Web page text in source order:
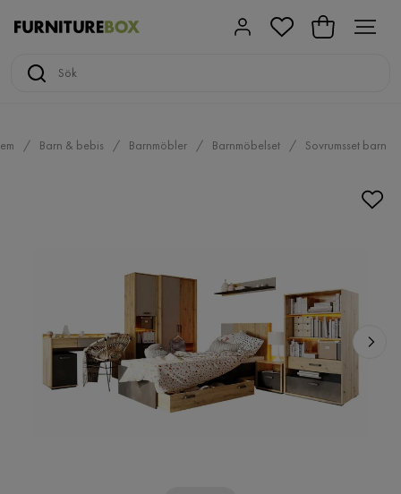
Barn & bebis Barnmöbler Barnmöbelset Sovrumsset barn